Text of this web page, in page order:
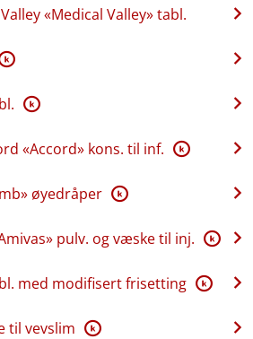
«Medical Valley» tabl.
K
«Accord» kons. til inf. K
øyedråper K
pulv. og væske til inj. K
med modifisert frisetting K
til vevslim K